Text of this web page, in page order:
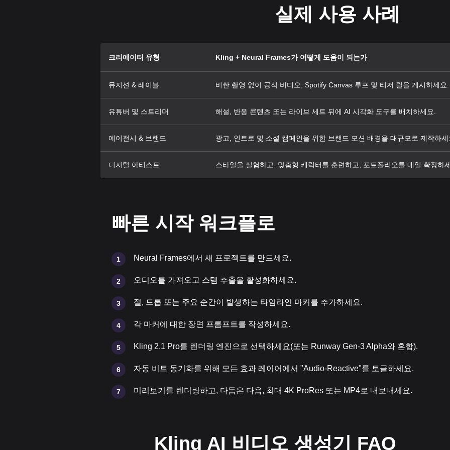
실제 사용 사례
크리에이터 유형 Kling + Neural Frames가 어떻게 도움이 되는가
뮤지션 & 레이블 비싼 촬영 없이 공식 비디오, Spotify Canvas 루프 및 티저 릴을 게시하세요.
유튜버 및 스트리머 해설, 반응 콘텐츠 또는 라이브 세트 뒤에 AI 시각화 도구를 배치하세요.
에이전시 & 브랜드 광고, 인트로 및 소셜 캠페인을 위한 브랜드 모션 배경을 대규모로 제작하세
디지털 아티스트 스타일을 실험하고, 맞춤형 캐릭터를 훈련하고, 포트폴리오를 매일 확장하세
빠른 시작 워크플로
1 Neural Frames에서 새 프로젝트를 만드세요.
2 오디오를 가져오고 스템 추출을 활성화하세요.
3 절, 드롭 또는 주요 순간이 발생하는 타임라인 마커를 추가하세요.
4 각 마커에 대한 장면 프롬프트를 작성하세요.
5 Kling 2.1 Pro를 렌더링 엔진으로 선택하세요(또는 Runway Gen-3 Alpha와 혼합).
6 자동 비트 동기화를 위해 모든 효과 레이어에서 "Audio-Reactive"를 토글하세요.
7 미리보기를 렌더링하고, 다듬은 다음, 최대 4K ProRes 또는 MP4로 내보내세요.
Kling AI 비디오 생성기 FAQ